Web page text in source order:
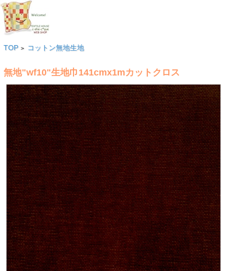
TOP > コットン無地生地
無地"wf10"生地巾141cmx1mカットクロス